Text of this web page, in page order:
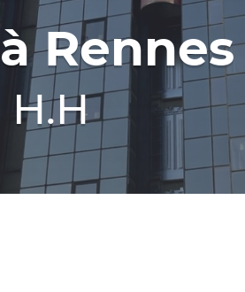
Rennes
H.H